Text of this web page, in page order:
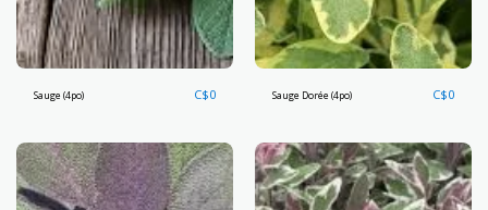
Sauge (4po) C$0 Sauge Dorée (4po) C$0